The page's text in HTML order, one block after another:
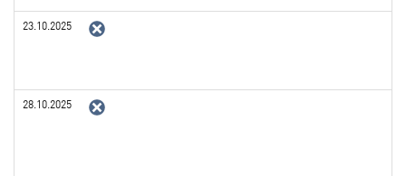
23.10.2025
28.10.2025